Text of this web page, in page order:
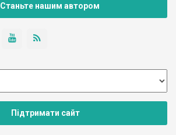
Станьте нашим автором
Підтримати сайт